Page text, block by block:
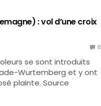
: vol d’une croix
0
se sont introduits
Wurtemberg et y ont
plainte. Source